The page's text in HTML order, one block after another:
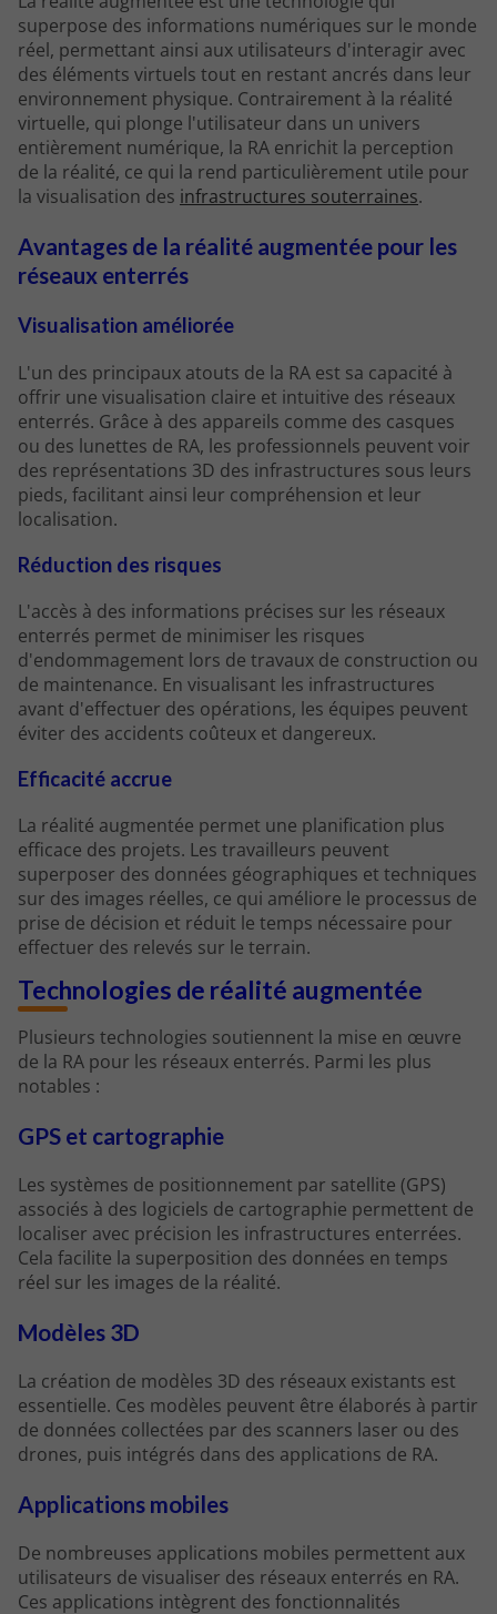
superpose des informations numériques sur le monde
réel, permettant ainsi aux utilisateurs d'interagir avec
des éléments virtuels tout en restant ancrés dans leur
environnement physique. Contrairement à la réalité
virtuelle, qui plonge l'utilisateur dans un univers
entièrement numérique, la RA enrichit la perception
de la réalité, ce qui la rend particulièrement utile pour
la visualisation des infrastructures souterraines.
Avantages de la réalité augmentée pour les
réseaux enterrés
Visualisation améliorée
L'un des principaux atouts de la RA est sa capacité à
offrir une visualisation claire et intuitive des réseaux
enterrés. Grâce à des appareils comme des casques
ou des lunettes de RA, les professionnels peuvent voir
des représentations 3D des infrastructures sous leurs
pieds, facilitant ainsi leur compréhension et leur
localisation.
Réduction des risques
L'accès à des informations précises sur les réseaux
enterrés permet de minimiser les risques
d'endommagement lors de travaux de construction ou
de maintenance. En visualisant les infrastructures
avant d'effectuer des opérations, les équipes peuvent
éviter des accidents coûteux et dangereux.
Efficacité accrue
La réalité augmentée permet une planification plus
efficace des projets. Les travailleurs peuvent
superposer des données géographiques et techniques
sur des images réelles, ce qui améliore le processus de
prise de décision et réduit le temps nécessaire pour
effectuer des relevés sur le terrain.
Technologies de réalité augmentée
Plusieurs technologies soutiennent la mise en œuvre
de la RA pour les réseaux enterrés. Parmi les plus
notables :
GPS et cartographie
Les systèmes de positionnement par satellite (GPS)
associés à des logiciels de cartographie permettent de
localiser avec précision les infrastructures enterrées.
Cela facilite la superposition des données en temps
réel sur les images de la réalité.
Modèles 3D
La création de modèles 3D des réseaux existants est
essentielle. Ces modèles peuvent être élaborés à partir
de données collectées par des scanners laser ou des
drones, puis intégrés dans des applications de RA.
Applications mobiles
De nombreuses applications mobiles permettent aux
utilisateurs de visualiser des réseaux enterrés en RA.
Ces applications intègrent des fonctionnalités